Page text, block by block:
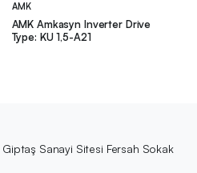
AMK
AMK Amkasyn Inverter Drive
Type: KU 1,5-A21
Sanayi Sitesi Fersah Sokak